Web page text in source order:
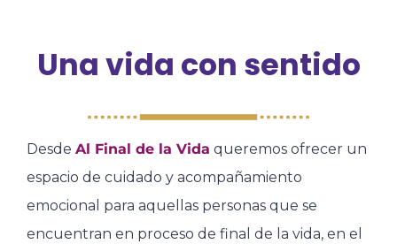
Una vida con sentido
Desde Al Final de la Vida queremos ofrecer un
espacio de cuidado y acompañamiento
emocional para aquellas personas que se
encuentran en proceso de final de la vida, en el